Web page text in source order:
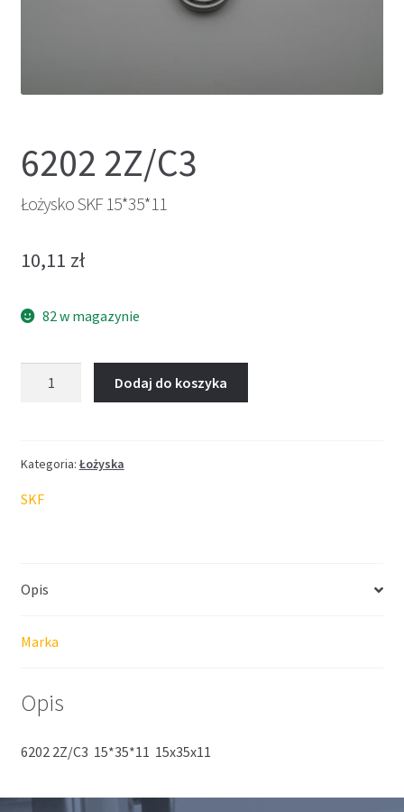
6202 2Z/C3
Łożysko SKF 15*35*11
10,11 zł
82 w magazynie
Dodaj do koszyka
Kategoria: Łożyska
SKF
Opis
Marka
Opis
6202 2Z/C3 15*35*11 15x35x11